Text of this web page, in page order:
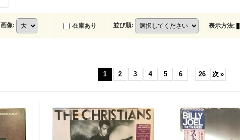
画像: 在庫あり 並び順: 表示方法:
1 2 3 4 5 6 ... 26 次 »